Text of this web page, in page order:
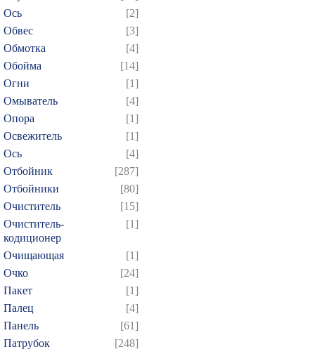
Оcь
[2]
Обвес
[3]
Обмотка
[4]
Обойма
[14]
Огни
[1]
Омыватель
[4]
Опора
[1]
Освежитель
[1]
Ось
[4]
Отбойник
[287]
Отбойники
[80]
Очиститель
[15]
Очиститель-
кодиционер
[1]
Очищающая
[1]
Очко
[24]
Пакет
[1]
Палец
[4]
Панель
[61]
Патрубок
[248]